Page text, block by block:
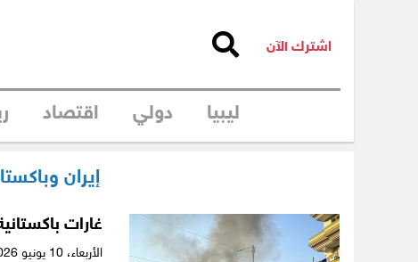
اشترك الآن
ليبيا دولي اقتصاد
إيران
غارات
الأربعاء،